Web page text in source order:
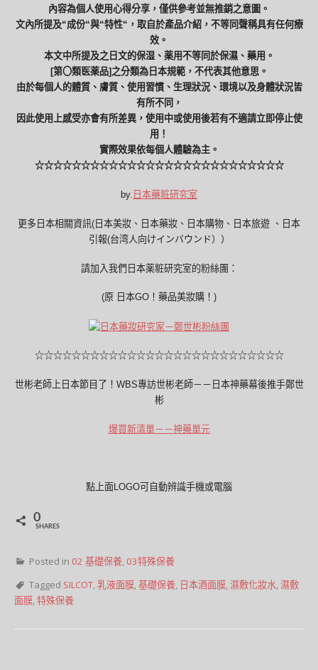
內容為個人使用心得分享，僅供參考並無推銷之意圖。
文內所提及“成份“與“特性“，取自於產品介紹，不等同聲稱具有任何療
效。
本文中所提及之日文的保湿、薬用不等同於保濕、藥用。
[第〇類医薬品]之分類為日本規範，不代表其他意思。
由於每個人的體質、膚質、使用習慣、生理狀況、環境以及身體狀況皆
有所不同，
因此使用上感受亦會有所差異，使用中或使用後若有不適請立即停止使
用！
實際效果依每個人體驗為主。
☆☆☆☆☆☆☆☆☆☆☆☆☆☆☆☆☆☆☆☆☆☆☆☆☆☆☆
by. 日本藥粧研究室
更多日本相關資訊(日本美妝、日本藥妝、日本購物、日本旅遊 、日本
引報(台湾人向けインバウンド））
請加入我們日本薬粧研究室的粉絲團：
(原 日本GO！藥品美妝購！)
☆☆☆☆☆☆☆☆☆☆☆☆☆☆☆☆☆☆☆☆☆☆☆☆☆☆☆
世彬老師上日本節目了！WBS專訪世彬老師－－日本神藥幕後推手鄭世
彬
爆買新清單－－神藥單元
點上面LOGO可自動辨識手機或電腦
0
SHARES
Posted in 02 基礎保養, 03特殊保養
Tagged SILCOT,乳液面膜,基礎保養, 日本酒面膜, 濕敷化妝水, 濕敷
面膜,特殊保養